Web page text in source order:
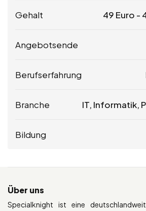
Gehalt 49 Euro -
Angebotsende
Berufserfahrung
Branche IT, Informatik,
Bildung
Über uns
Specialknight ist eine